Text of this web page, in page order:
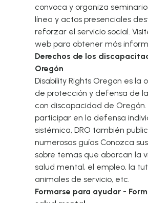
convoca y organiza
línea y actos presenciales
reforzar el servicio social.
web para obtener más
Derechos de los
Oregón
Disability Rights Oregon es la
de protección y defensa de
con discapacidad de
participar en la defensa
sistémica, DRO también
numerosas guías Conozca
sobre temas que abarcan la
salud mental, el empleo, la
animales de servicio, etc.
Formarse para ayudar -